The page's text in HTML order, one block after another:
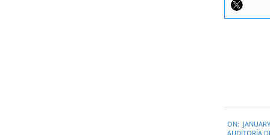
01-
ON:
AUDITORÍA